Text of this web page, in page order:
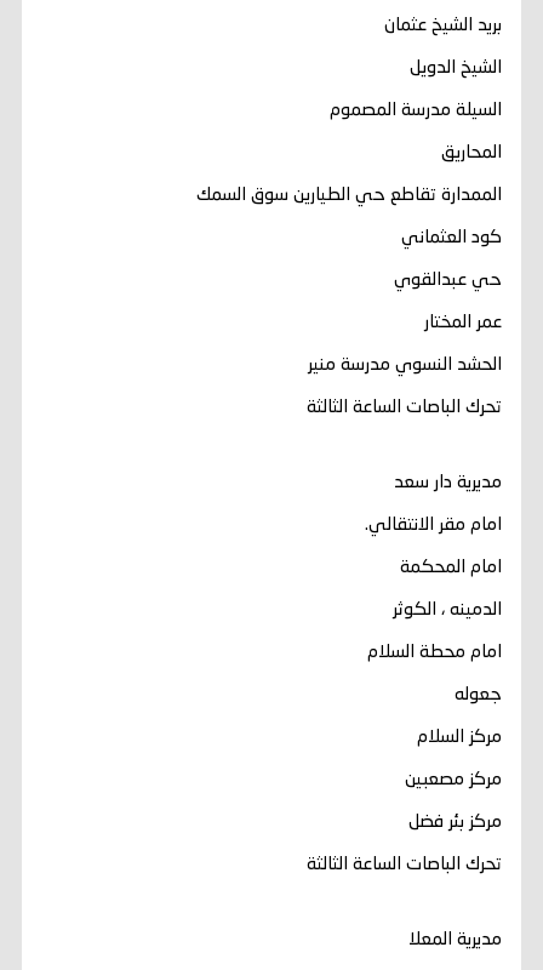
بريد الشيخ عثمان
الشيخ الدويل
السيلة مدرسة المصموم
المحاريق
الممدارة تقاطع حي الطيارين سوق السمك
كود العثماني
حي عبدالقوي
عمر المختار
الحشد النسوي مدرسة منير
تحرك الباصات الساعة الثالثة
مديرية دار سعد
امام مقر الانتقالي.
امام المحكمة
الدمينه ، الكوثر
امام محطة السلام
جعوله
مركز السلام
مركز مصعبين
مركز بئر فضل
تحرك الباصات الساعة الثالثة
مديرية المعلا